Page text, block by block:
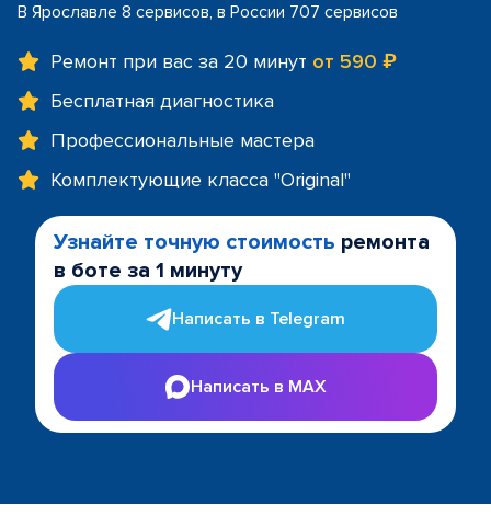
В Ярославле 8 сервисов, в России 707 сервисов
Ремонт при вас за 20 минут от 590 ₽
Бесплатная диагностика
Профессиональные мастера
Комплектующие класса "Original"
Узнайте точную стоимость ремонта
в боте за 1 минуту
Написать в Telegram
Написать в MAX